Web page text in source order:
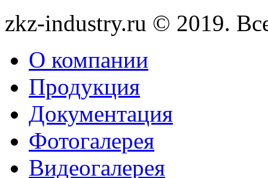
zkz-industry.ru © 2019.
О компании
Продукция
Документация
Фотогалерея
Видеогалерея